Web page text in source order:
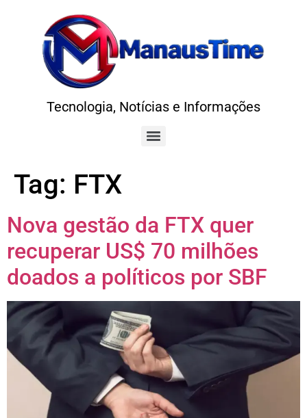
Tecnologia, Notícias e Informações
Tag: FTX
Nova gestão da FTX quer
recuperar US$ 70 milhões
doados a políticos por SBF